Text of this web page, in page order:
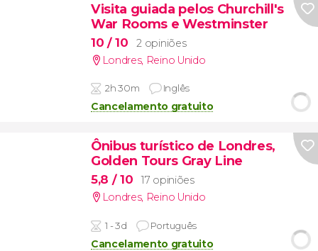
Visita guiada pelos Churchill's
War Rooms e Westminster
10 / 10
2 opiniões
Londres, Reino Unido
2h 30m Inglês
Cancelamento gratuito
Ônibus turístico de Londres,
Golden Tours Gray Line
5,8 / 10
17 opiniões
Londres, Reino Unido
1 - 3d Português
Cancelamento gratuito